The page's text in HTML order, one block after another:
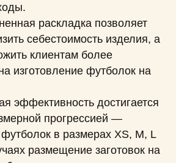
раскладка позволяет
себестоимость изделия, а
клиентам более
изготовление футболок на
эффективность достигается
прогрессией —
в размерах XS, M, L
размещение заготовок на